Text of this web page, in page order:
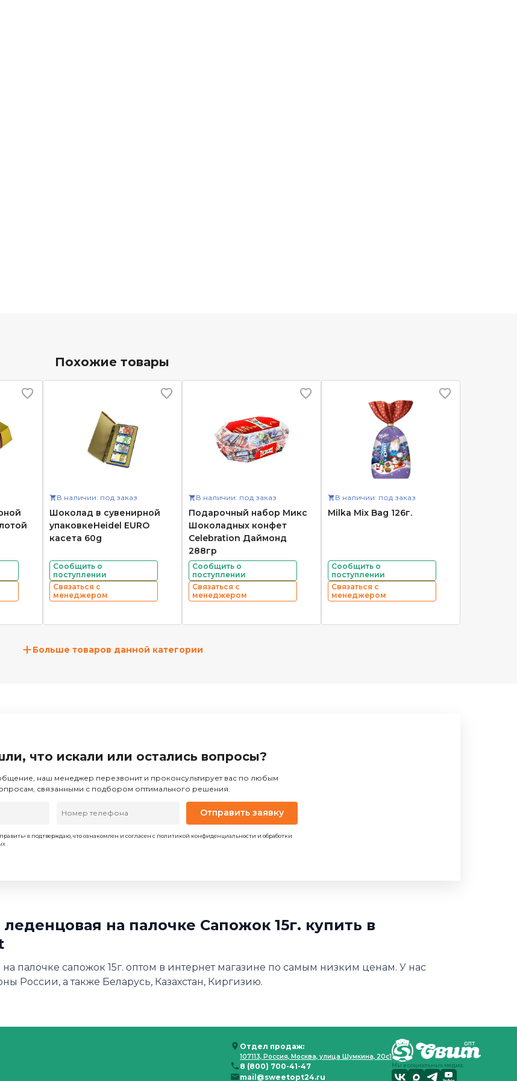
Похожие товары
В наличии: под заказ
Шоколад в сувенирной
упаковкеHeidel EURO
касета 60g
Сообщить о
поступлении
Связаться с
менеджером
В наличии: под заказ
Подарочный набор Микс
Шоколадных конфет
Celebration Даймонд
288гр
Сообщить о
поступлении
Связаться с
менеджером
В наличии: под заказ
Milka Mix Bag 126г.
Сообщить о
поступлении
Связаться с
менеджером
+Больше товаров данной категории
что искали или остались вопросы?
наш менеджер перезвонит и проконсультирует вас по любым
связанными с подбором оптимального решения.
Отправить заявку
я подтверждаю, что ознакомлен и согласен с политикой конфиденциальности и обработки
на палочке Сапожок 15г. купить в
палочке сапожок 15г. оптом в интернет магазине по самым низким ценам. У нас
России, а также Беларусь, Казахстан, Киргизию.
Отдел продаж:
107113, Россия, Москва, улица Шумкина, 20с1
8 (800) 700-41-47
mail@sweetopt24.ru
Мы в социальных медиа: